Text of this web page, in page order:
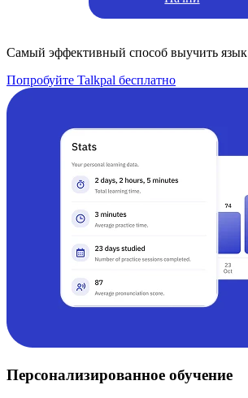
Самый эффективный способ выучить язык
Попробуйте Talkpal бесплатно
Персонализированное обучение